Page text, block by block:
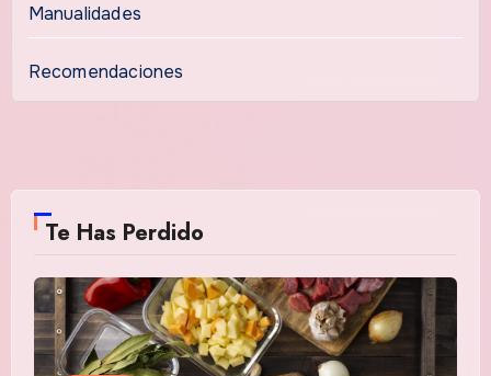
Manualidades
Recomendaciones
Te Has Perdido